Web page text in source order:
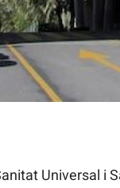
primer cas
Universal i